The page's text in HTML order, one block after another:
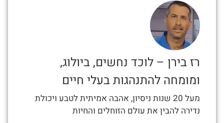
רז בירן – לוכד נחשים, ביולוג,
ומומחה להתנהגות בעלי חיים
מעל 20 שנות ניסיון, אהבה אמיתית לטבע ויכולת
נדירה להבין את עולם הזוחלים והחיות